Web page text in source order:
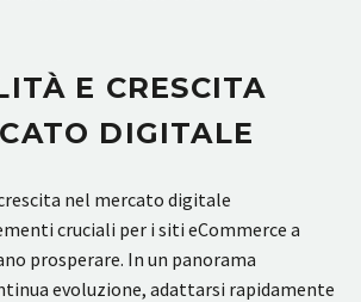
E CRESCITA
DIGITALE
nel mercato digitale
cruciali per i siti eCommerce a
prosperare. In un panorama
evoluzione, adattarsi rapidamente